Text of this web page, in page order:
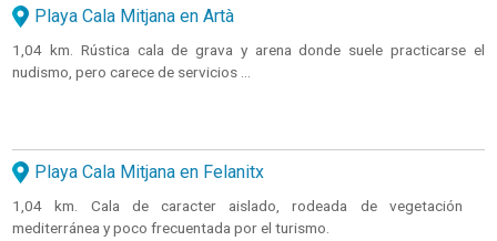
Playa Cala Mitjana en Artà
1,04 km. Rústica cala de grava y arena donde suele practicarse el
nudismo, pero carece de servicios ...
Playa Cala Mitjana en Felanitx
1,04 km. Cala de caracter aislado, rodeada de vegetación
mediterránea y poco frecuentada por el turismo.